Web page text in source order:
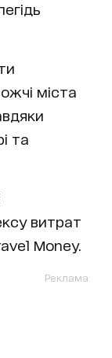
міста
та
витрат
Money.
Реклама